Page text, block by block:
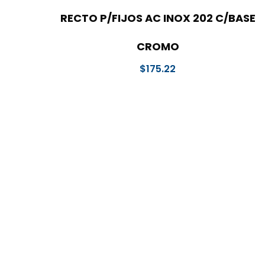
RECTO P/FIJOS AC INOX 202 C/BASE
CROMO
$175.22